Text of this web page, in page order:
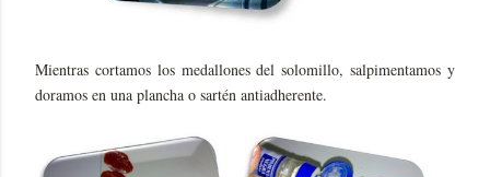
Mientras cortamos los medallones del solomillo, salpimentamos y
doramos en una plancha o sartén antiadherente.